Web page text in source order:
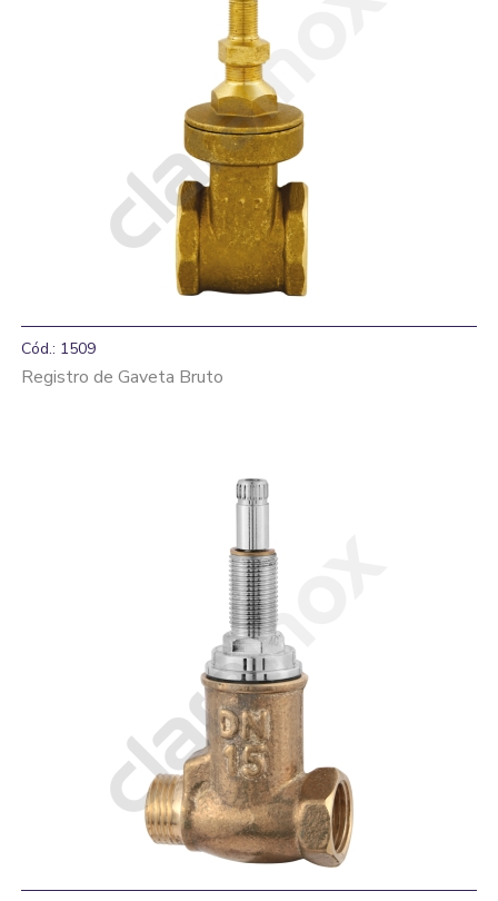
Cód.: 1509
Registro de Gaveta Bruto